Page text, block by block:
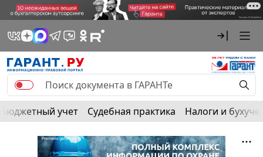
Бюджетный учет Судебная практика Налоги и